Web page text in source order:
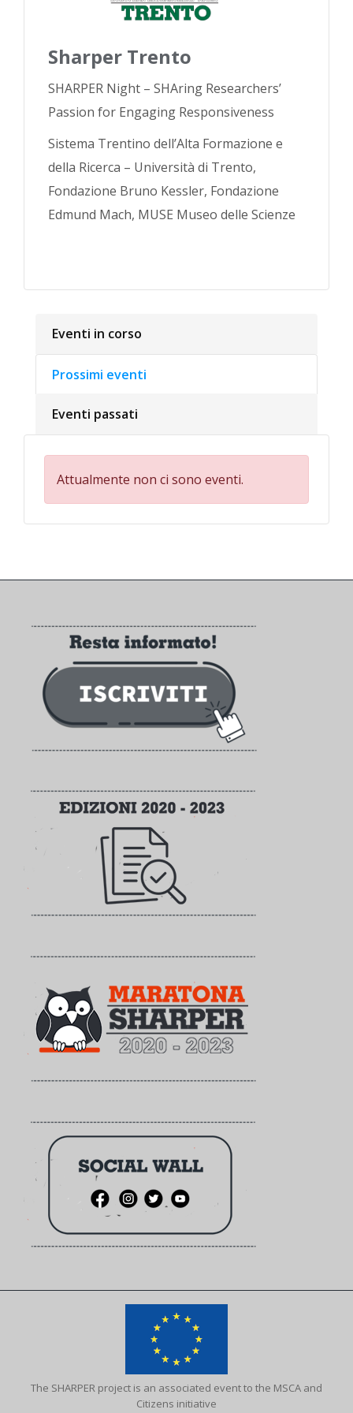
Sharper Trento
SHARPER Night – SHAring Researchers’
Passion for Engaging Responsiveness
Sistema Trentino dell’Alta Formazione e
della Ricerca – Università di Trento,
Fondazione Bruno Kessler, Fondazione
Edmund Mach, MUSE Museo delle Scienze
Eventi in corso
Prossimi eventi
Eventi passati
Attualmente non ci sono eventi.
The SHARPER project is an associated event to the MSCA and
Citizens initiative